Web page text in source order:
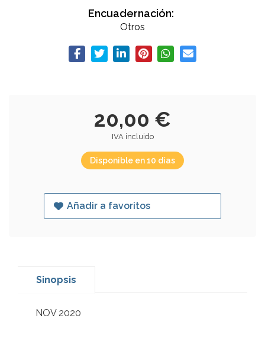
Encuadernación:
Otros
20,00 €
IVA incluido
Disponible en 10 días
Añadir a favoritos
Sinopsis
NOV 2020